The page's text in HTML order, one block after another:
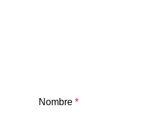
Nombre *